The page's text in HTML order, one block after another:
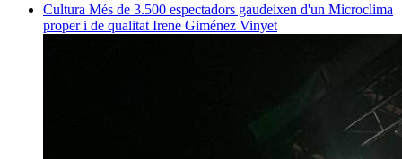
Cultura Més de 3.500 espectadors gaudeixen d'un Microclima
proper i de qualitat Irene Giménez Vinyet